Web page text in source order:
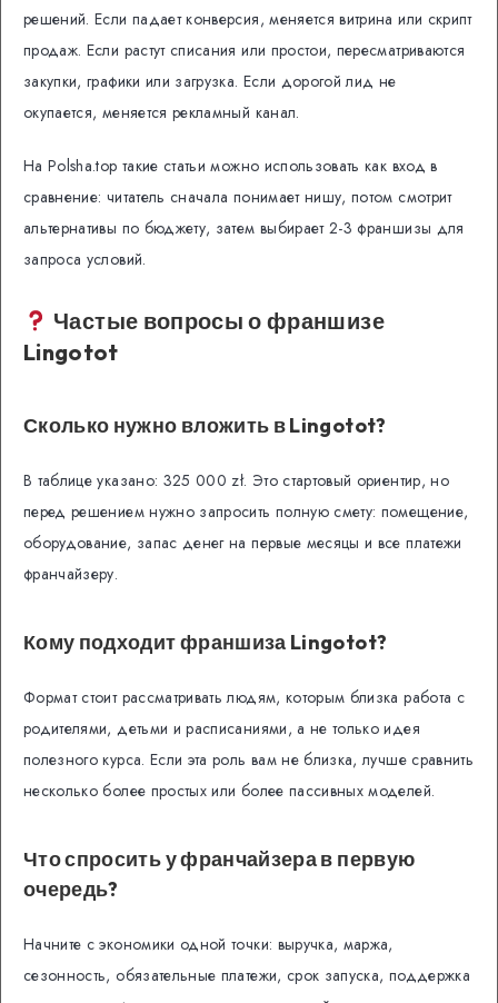
решений. Если падает конверсия, меняется витрина или скрипт
продаж. Если растут списания или простои, пересматриваются
закупки, графики или загрузка. Если дорогой лид не
окупается, меняется рекламный канал.
На Polsha.top такие статьи можно использовать как вход в
сравнение: читатель сначала понимает нишу, потом смотрит
альтернативы по бюджету, затем выбирает 2-3 франшизы для
запроса условий.
Частые вопросы о франшизе
Lingotot
Сколько нужно вложить в Lingotot?
В таблице указано: 325 000 zł. Это стартовый ориентир, но
перед решением нужно запросить полную смету: помещение,
оборудование, запас денег на первые месяцы и все платежи
франчайзеру.
Кому подходит франшиза Lingotot?
Формат стоит рассматривать людям, которым близка работа с
родителями, детьми и расписаниями, а не только идея
полезного курса. Если эта роль вам не близка, лучше сравнить
несколько более простых или более пассивных моделей.
Что спросить у франчайзера в первую
очередь?
Начните с экономики одной точки: выручка, маржа,
сезонность, обязательные платежи, срок запуска, поддержка